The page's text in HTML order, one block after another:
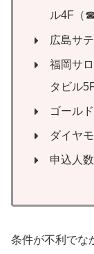
ル4F（
広島サ
福岡サ
タビル
ゴール
ダイヤ
申込人
条件が不利でな